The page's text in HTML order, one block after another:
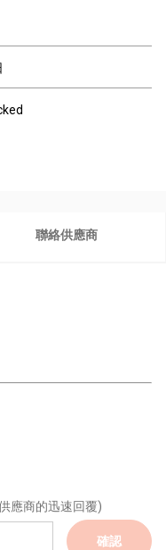
聯絡供應商
應商的迅速回覆)
確認